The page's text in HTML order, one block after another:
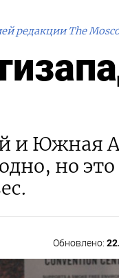
редакции The
и Южная
но
Обновлено: